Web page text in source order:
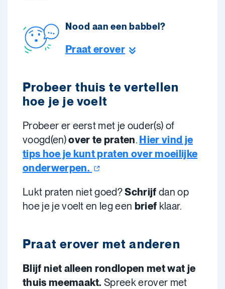
Nood aan een babbel?
Praat erover
Probeer thuis te vertellen
hoe je je voelt
Probeer er eerst met je ouder(s) of
voogd(en)over te praten. Hier vind je
tips hoe je kunt praten over moeilijke
onderwerpen.
Lukt praten niet goed?Schrijf dan op
hoe je je voelt en leg een brief klaar.
Praat erover met anderen
Blijf niet alleen rondlopen met wat je
thuis meemaakt.Spreek erover met